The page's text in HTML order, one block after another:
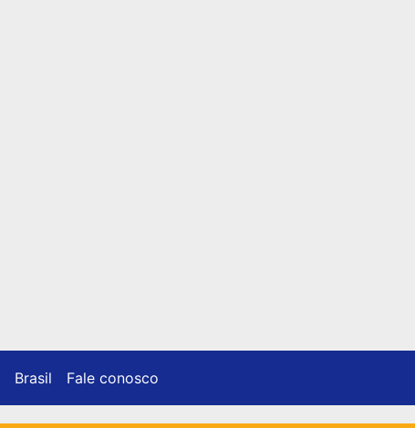
Brasil Fale conosco